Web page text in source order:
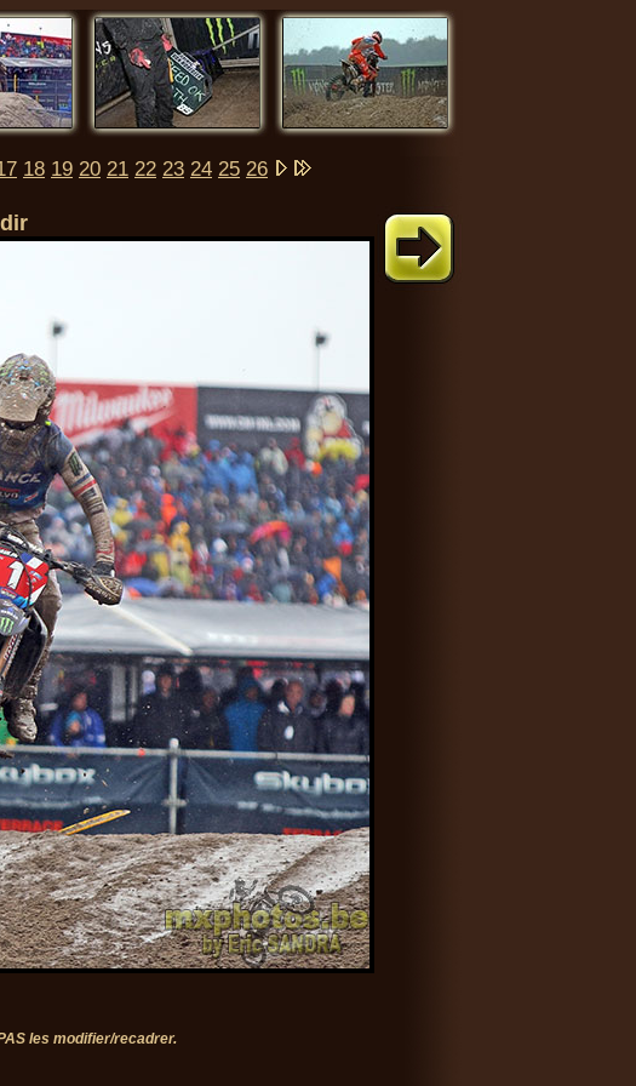
18 19 20 21 22 23 24 25 26
les modifier/recadrer.